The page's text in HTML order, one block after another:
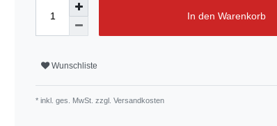
In den Warenkorb
Wunschliste
* inkl. ges. MwSt. zzgl. Versandkosten